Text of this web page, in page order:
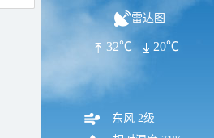
雷达图
32℃ 20℃
东风 2级